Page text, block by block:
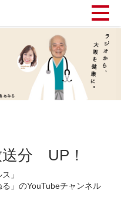
分 UP！
」
」のYouTubeチャンネル